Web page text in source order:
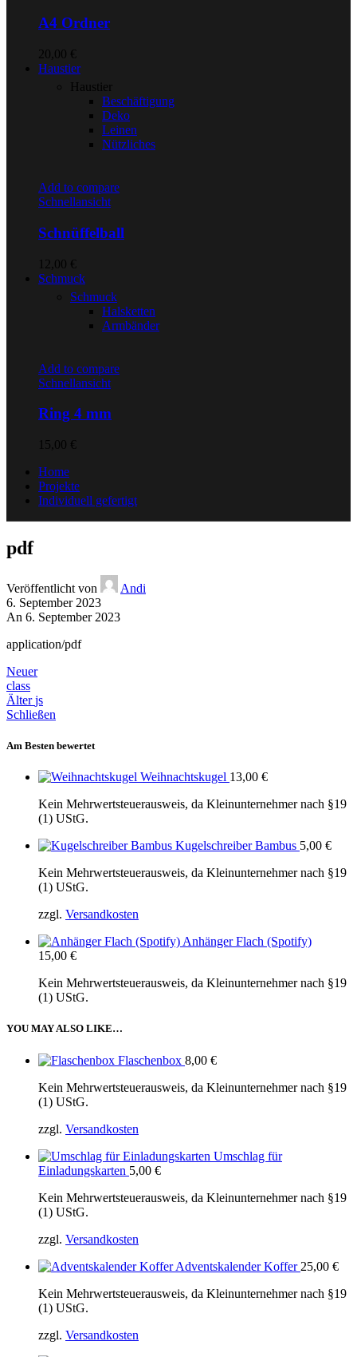
A4 Ordner
20,00 €
Haustier
Haustier
Beschäftigung
Deko
Leinen
Nützliches
Add to compare
Schnellansicht
Schnüffelball
12,00 €
Schmuck
Schmuck
Halsketten
Armbänder
Add to compare
Schnellansicht
Ring 4 mm
15,00 €
Home
Projekte
Individuell gefertigt
pdf
Veröffentlicht von
Andi
6. September 2023
An 6. September 2023
application/pdf
Neuer
class
Älter js
Schließen
Am Besten bewertet
Weihnachtskugel 13,00 €
Kein Mehrwertsteuerausweis, da Kleinunternehmer nach §19
(1) UStG.
Kugelschreiber Bambus 5,00 €
Kein Mehrwertsteuerausweis, da Kleinunternehmer nach §19
(1) UStG.
zzgl. Versandkosten
Anhänger Flach (Spotify)
15,00 €
Kein Mehrwertsteuerausweis, da Kleinunternehmer nach §19
(1) UStG.
YOU MAY ALSO LIKE…
Flaschenbox 8,00 €
Kein Mehrwertsteuerausweis, da Kleinunternehmer nach §19
(1) UStG.
zzgl. Versandkosten
Umschlag für
Einladungskarten 5,00 €
Kein Mehrwertsteuerausweis, da Kleinunternehmer nach §19
(1) UStG.
zzgl. Versandkosten
Adventskalender Koffer 25,00 €
Kein Mehrwertsteuerausweis, da Kleinunternehmer nach §19
(1) UStG.
zzgl. Versandkosten